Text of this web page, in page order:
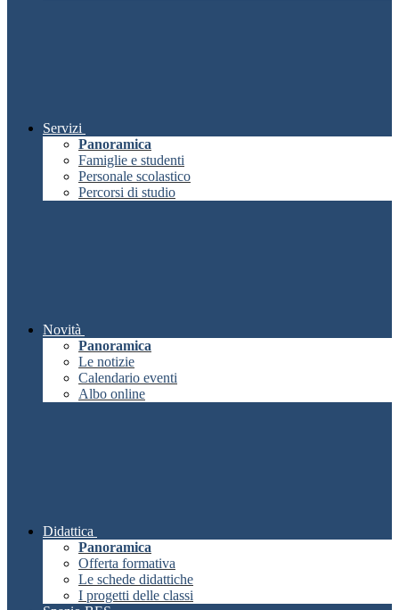
Servizi
Panoramica
Famiglie e studenti
Personale scolastico
Percorsi di studio
Novità
Panoramica
Le notizie
Calendario eventi
Albo online
Didattica
Panoramica
Offerta formativa
Le schede didattiche
I progetti delle classi